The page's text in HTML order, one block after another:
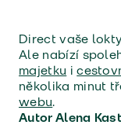
Direct vaše
Ale nabízí
majetku i
několika minut
webu.
Autor Alena